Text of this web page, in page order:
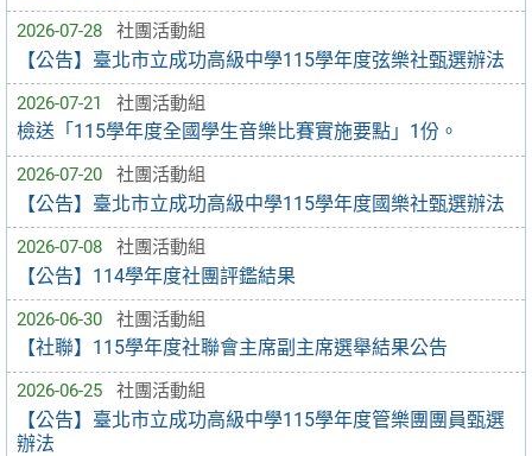
2026-07-28 社團活動組
【公告】臺北市立成功高級中學115學年度弦樂社甄選辦法
2026-07-21 社團活動組
檢送「115學年度全國學生音樂比賽實施要點」1份。
2026-07-20 社團活動組
【公告】臺北市立成功高級中學115學年度國樂社甄選辦法
2026-07-08 社團活動組
【公告】114學年度社團評鑑結果
2026-06-30 社團活動組
【社聯】115學年度社聯會主席副主席選舉結果公告
2026-06-25 社團活動組
【公告】臺北市立成功高級中學115學年度管樂團團員甄選
辦法